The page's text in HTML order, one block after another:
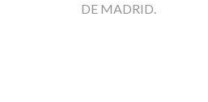
DE MADRID.